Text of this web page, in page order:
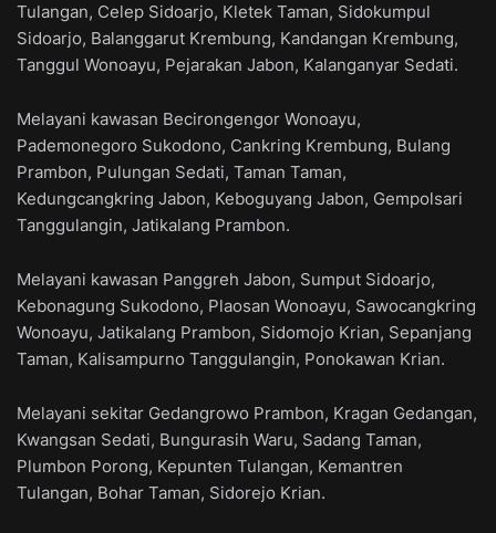
Tulangan, Celep Sidoarjo, Kletek Taman, Sidokumpul
Sidoarjo, Balanggarut Krembung, Kandangan Krembung,
Tanggul Wonoayu, Pejarakan Jabon, Kalanganyar Sedati.
Melayani kawasan Becirongengor Wonoayu,
Pademonegoro Sukodono, Cankring Krembung, Bulang
Prambon, Pulungan Sedati, Taman Taman,
Kedungcangkring Jabon, Keboguyang Jabon, Gempolsari
Tanggulangin, Jatikalang Prambon.
Melayani kawasan Panggreh Jabon, Sumput Sidoarjo,
Kebonagung Sukodono, Plaosan Wonoayu, Sawocangkring
Wonoayu, Jatikalang Prambon, Sidomojo Krian, Sepanjang
Taman, Kalisampurno Tanggulangin, Ponokawan Krian.
Melayani sekitar Gedangrowo Prambon, Kragan Gedangan,
Kwangsan Sedati, Bungurasih Waru, Sadang Taman,
Plumbon Porong, Kepunten Tulangan, Kemantren
Tulangan, Bohar Taman, Sidorejo Krian.